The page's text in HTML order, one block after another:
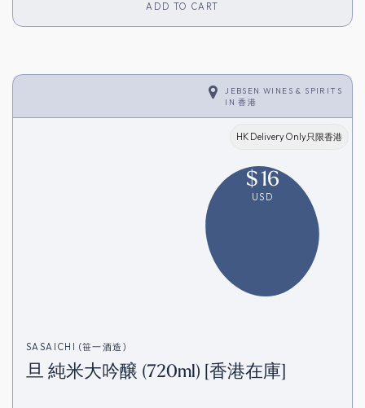
ADD TO CART
JEBSEN WINES & SPIRITS
IN香港
HK Delivery Only只限香港
$16
USD
SASAICHI (笹一酒造)
旦 純米大吟醸 (720ml) [香港在庫]